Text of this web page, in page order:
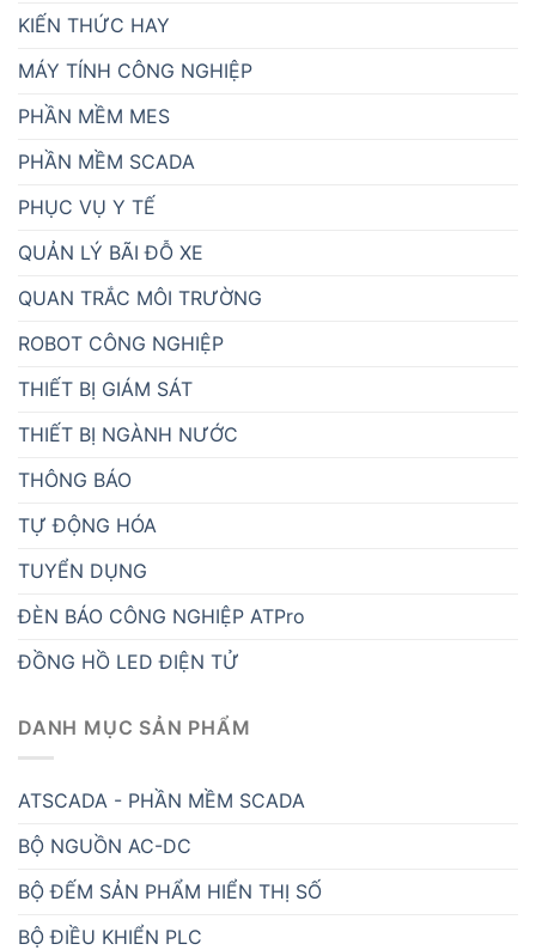
KIẾN THỨC HAY
MÁY TÍNH CÔNG NGHIỆP
PHẦN MỀM MES
PHẦN MỀM SCADA
PHỤC VỤ Y TẾ
QUẢN LÝ BÃI ĐỖ XE
QUAN TRẮC MÔI TRƯỜNG
ROBOT CÔNG NGHIỆP
THIẾT BỊ GIÁM SÁT
THIẾT BỊ NGÀNH NƯỚC
THÔNG BÁO
TỰ ĐỘNG HÓA
TUYỂN DỤNG
ĐÈN BÁO CÔNG NGHIỆP ATPro
ĐỒNG HỒ LED ĐIỆN TỬ
DANH MỤC SẢN PHẨM
ATSCADA - PHẦN MỀM SCADA
BỘ NGUỒN AC-DC
BỘ ĐẾM SẢN PHẨM HIỂN THỊ SỐ
BỘ ĐIỀU KHIỂN PLC